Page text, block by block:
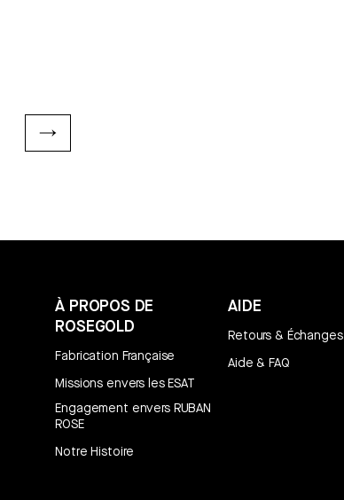
À PROPOS DE
ROSEGOLD
Fabrication Française
Missions envers les ESAT
Engagement envers RUBAN
ROSE
Notre Histoire
AIDE
Retours & Échanges
Aide & FAQ